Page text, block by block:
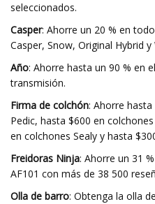
seleccionados.
Casper: Ahorre un 20 % en
Casper, Snow, Original Hybrid
Año: Ahorre hasta un 90 % en
transmisión.
Firma de colchón: Ahorre
Pedic, hasta $600 en
en colchones Sealy y hasta
Freidoras Ninja: Ahorre un 31
AF101 con más de 38 500
Olla de barro: Obtenga la olla